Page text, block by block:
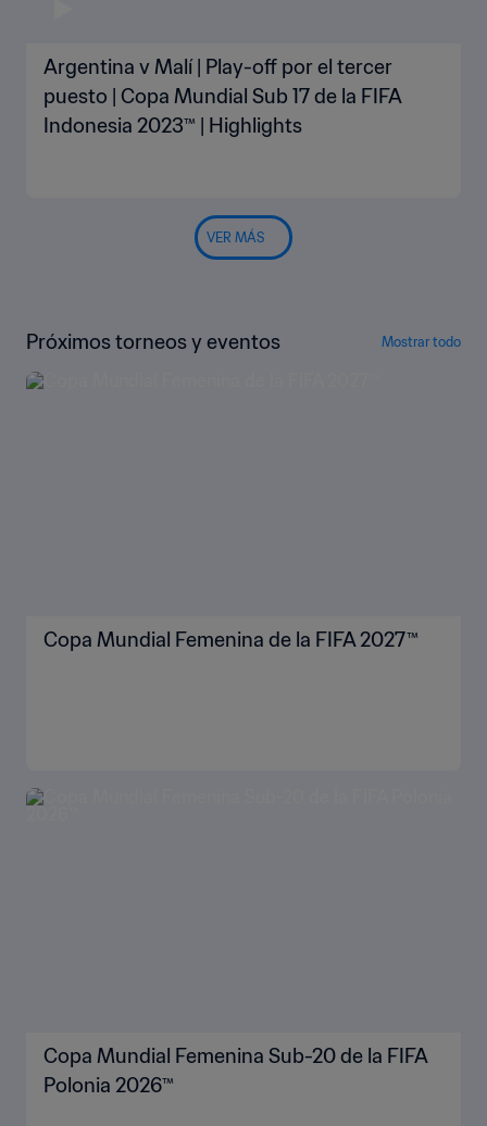
Argentina v Malí | Play-off por el tercer
puesto | Copa Mundial Sub 17 de la FIFA
Indonesia 2023™ | Highlights
VER MÁS
Próximos torneos y eventos Mostrar todo
Copa Mundial Femenina de la FIFA 2027™
Copa Mundial Femenina Sub-20 de la FIFA
Polonia 2026™